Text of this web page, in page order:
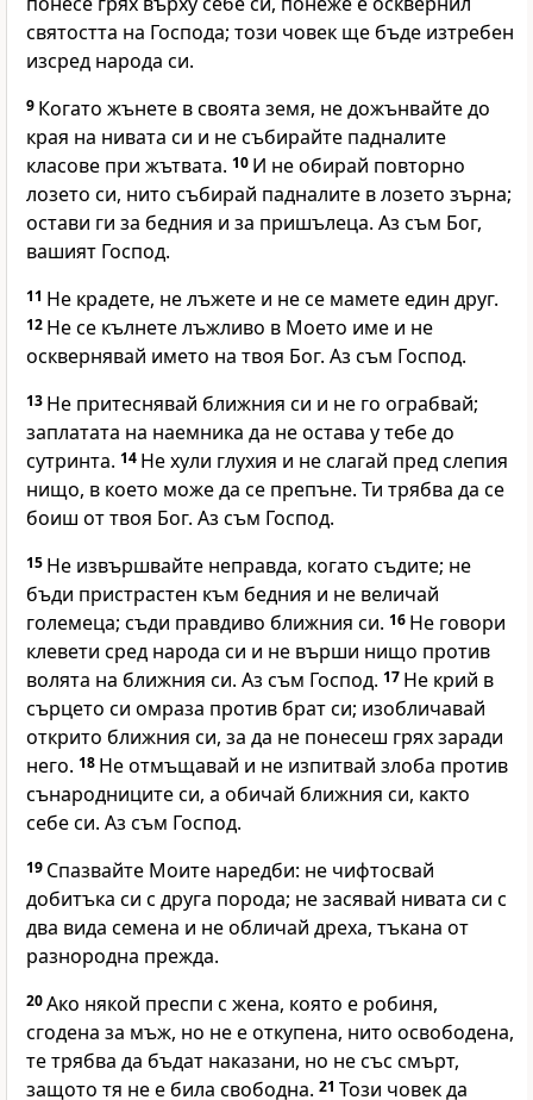
святостта на Господа; този човек ще бъде изтребен
изсред народа си.
9 Когато жънете в своята земя, не дожънвайте до
края на нивата си и не събирайте падналите
класове при жътвата. 10 И не обирай повторно
лозето си, нито събирай падналите в лозето зърна;
остави ги за бедния и за пришълеца. Аз съм Бог,
вашият Господ.
11 Не крадете, не лъжете и не се мамете един друг.
12 Не се кълнете лъжливо в Моето име и не
осквернявай името на твоя Бог. Аз съм Господ.
13 Не притеснявай ближния си и не го ограбвай;
заплатата на наемника да не остава у тебе до
сутринта. 14 Не хули глухия и не слагай пред слепия
нищо, в което може да се препъне. Ти трябва да се
боиш от твоя Бог. Аз съм Господ.
15 Не извършвайте неправда, когато съдите; не
бъди пристрастен към бедния и не величай
големеца; съди правдиво ближния си. 16 Не говори
клевети сред народа си и не върши нищо против
волята на ближния си. Аз съм Господ. 17 Не крий в
сърцето си омраза против брат си; изобличавай
открито ближния си, за да не понесеш грях заради
него. 18 Не отмъщавай и не изпитвай злоба против
сънародниците си, а обичай ближния си, както
себе си. Аз съм Господ.
19 Спазвайте Моите наредби: не чифтосвай
добитъка си с друга порода; не засявай нивата си с
два вида семена и не обличай дреха, тъкана от
разнородна прежда.
20Ако някой преспи с жена, която е робиня,
сгодена за мъж, но не е откупена, нито освободена,
те трябва да бъдат наказани, но не със смърт,
защото тя не е била свободна. 21 Този човек да